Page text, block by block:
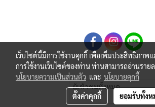
ผู้เข้าชมทั้งหมด
11,462,909
เว็บไซต์นี้มีการใช้งานคุกกี้ เพื่อเพิ่มประสิทธิภาพ
การใช้งานเว็บไซต์ของท่าน ท่านสามารถอ่านราย
นโยบายความเป็นส่วนตัว และ นโยบายคุกกี้
ตั้งค่าคุกกี้ ยอมรับทั้งห